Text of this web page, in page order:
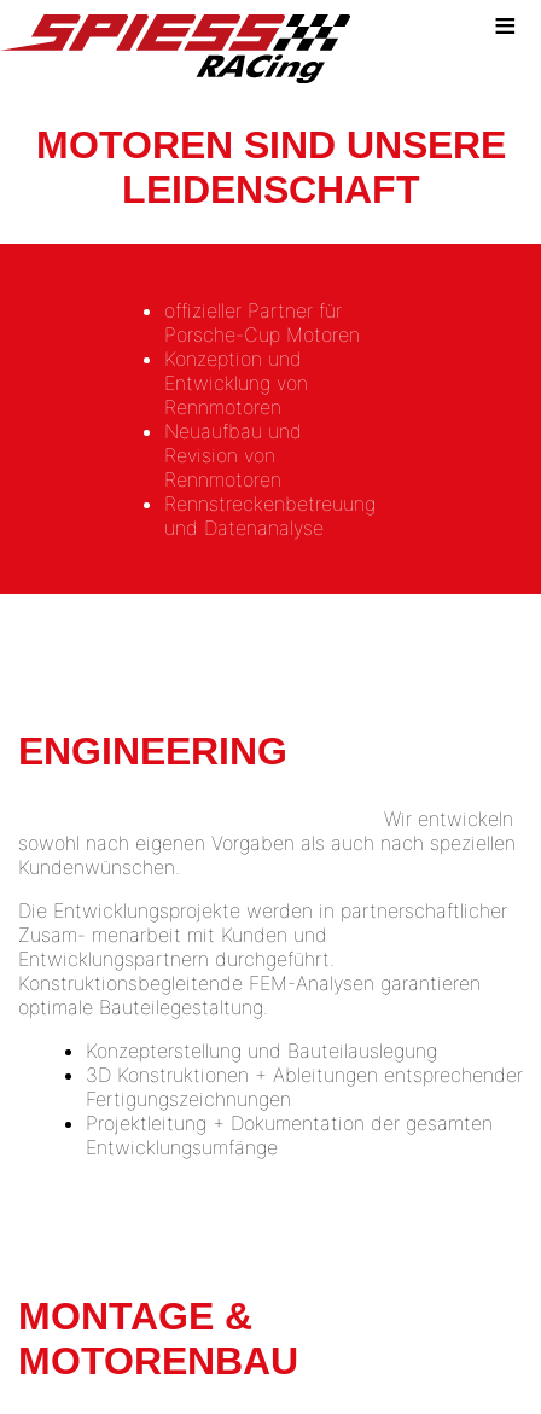
≡
MOTOREN SIND UNSERE
LEIDENSCHAFT
offizieller Partner für
Porsche-Cup Motoren
Konzeption und
Entwicklung von
Rennmotoren
Neuaufbau und
Revision von
Rennmotoren
Rennstreckenbetreuung
und Datenanalyse
ENGINEERING
Wir entwickeln
sowohl nach eigenen Vorgaben als auch nach speziellen
Kundenwünschen.
Die Entwicklungsprojekte werden in partnerschaftlicher
Zusam- menarbeit mit Kunden und
Entwicklungspartnern durchgeführt.
Konstruktionsbegleitende FEM-Analysen garantieren
optimale Bauteilegestaltung.
Konzepterstellung und Bauteilauslegung
3D Konstruktionen + Ableitungen entsprechender
Fertigungszeichnungen
Projektleitung + Dokumentation der gesamten
Entwicklungsumfänge
MONTAGE &
MOTORENBAU